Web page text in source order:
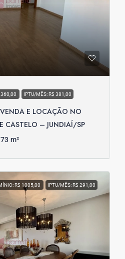
IPTU/MÊS: R$ 381,00
E LOCAÇÃO NO
CASTELO – JUNDIAÍ/SP
m²
R$ 1005,00 IPTU/MÊS: R$ 291,00